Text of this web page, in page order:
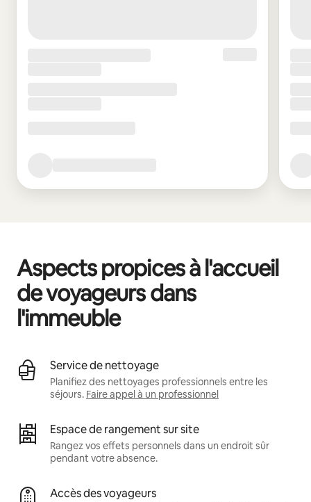
Aspects propices à l'accueil
de voyageurs dans
l'immeuble
Service de nettoyage
Planifiez des nettoyages professionnels entre les
séjours. Faire appel à un professionnel
Espace de rangement sur site
Rangez vos effets personnels dans un endroit sûr
pendant votre absence.
Accès des voyageurs